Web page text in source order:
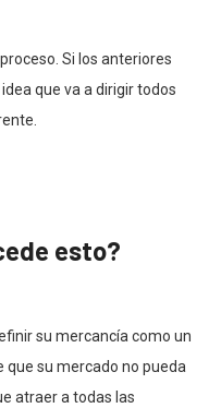
Si los anteriores
que va a dirigir todos
esto?
su mercancía como un
que su mercado no pueda
atraer a todas las